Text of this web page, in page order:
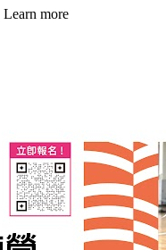
Learn more